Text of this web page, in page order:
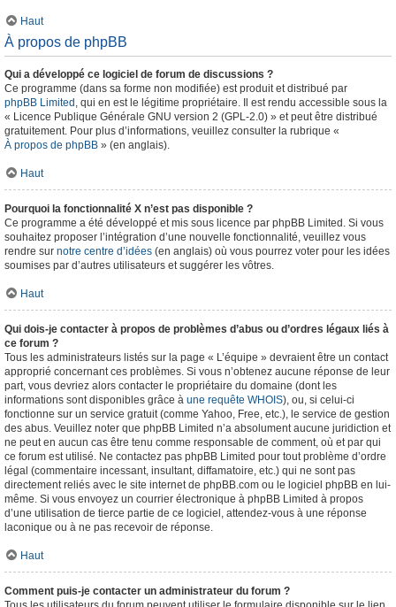
Haut
À propos de phpBB
Qui a développé ce logiciel de forum de discussions ?
Ce programme (dans sa forme non modifiée) est produit et distribué par
phpBB Limited , qui en est le légitime propriétaire. Il est rendu accessible sous la
« Licence Publique Générale GNU version 2 (GPL-2.0) » et peut être distribué
gratuitement. Pour plus d’informations, veuillez consulter la rubrique «
À propos de phpBB » (en anglais).
Haut
Pourquoi la fonctionnalité X n’est pas disponible ?
Ce programme a été développé et mis sous licence par phpBB Limited. Si vous
souhaitez proposer l’intégration d’une nouvelle fonctionnalité, veuillez vous
rendre sur notre centre d’idées (en anglais) où vous pourrez voter pour les idées
soumises par d’autres utilisateurs et suggérer les vôtres.
Haut
Qui dois-je contacter à propos de problèmes d’abus ou d’ordres légaux liés à
ce forum ?
Tous les administrateurs listés sur la page « L’équipe » devraient être un contact
approprié concernant ces problèmes. Si vous n’obtenez aucune réponse de leur
part, vous devriez alors contacter le propriétaire du domaine (dont les
informations sont disponibles grâce à une requête WHOIS), ou, si celui-ci
fonctionne sur un service gratuit (comme Yahoo, Free, etc.), le service de gestion
des abus. Veuillez noter que phpBB Limited n’a absolument aucune juridiction et
ne peut en aucun cas être tenu comme responsable de comment, où et par qui
ce forum est utilisé. Ne contactez pas phpBB Limited pour tout problème d’ordre
légal (commentaire incessant, insultant, diffamatoire, etc.) qui ne sont pas
directement reliés avec le site internet de phpBB.com ou le logiciel phpBB en lui-
même. Si vous envoyez un courrier électronique à phpBB Limited à propos
d’une utilisation de tierce partie de ce logiciel, attendez-vous à une réponse
laconique ou à ne pas recevoir de réponse.
Haut
Comment puis-je contacter un administrateur du forum ?